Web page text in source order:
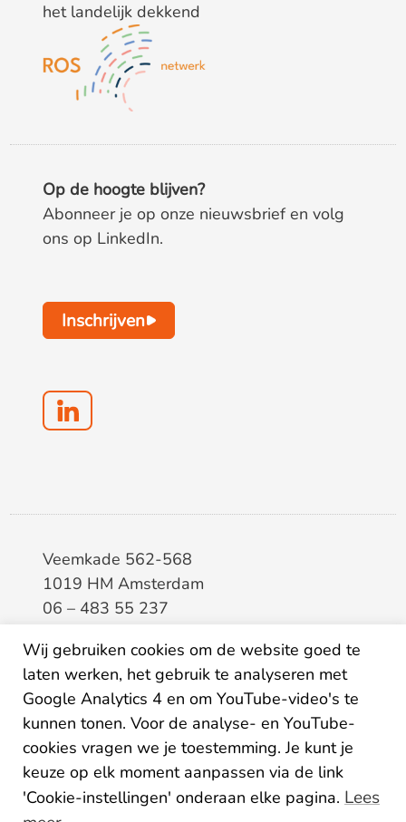
het landelijk dekkend
Op de hoogte blijven?
Abonneer je op onze nieuwsbrief en volg
ons op LinkedIn.
Inschrijven
Veemkade 562-568
1019 HM Amsterdam
06 – 483 55 237
BTW8133.20.343.B.01
KvK34207150
IBANNL26ABNA0507435125
Wij gebruiken cookies om de website goed te
laten werken, het gebruik te analyseren met
Google Analytics 4 en om YouTube-video's te
kunnen tonen. Voor de analyse- en YouTube-
cookies vragen we je toestemming. Je kunt je
keuze op elk moment aanpassen via de link
'Cookie-instellingen' onderaan elke pagina. Lees